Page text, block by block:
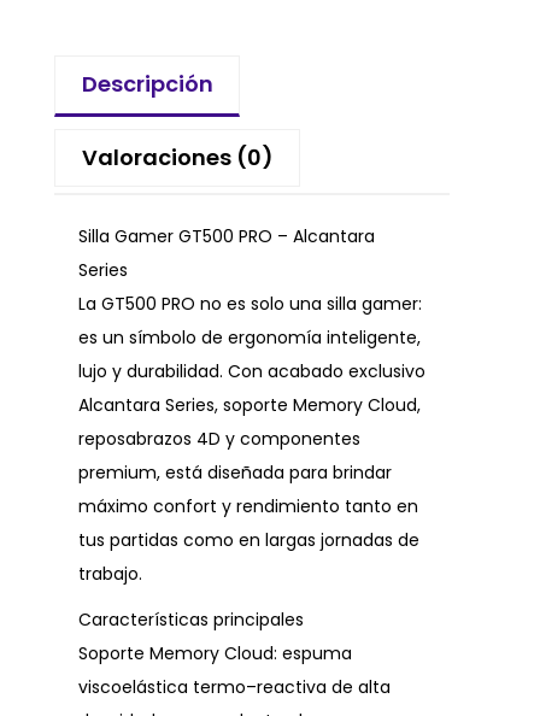
Descripción
Valoraciones (0)
Silla Gamer GT500 PRO – Alcantara
Series
La GT500 PRO no es solo una silla gamer:
es un símbolo de ergonomía inteligente,
lujo y durabilidad. Con acabado exclusivo
Alcantara Series, soporte Memory Cloud,
reposabrazos 4D y componentes
premium, está diseñada para brindar
máximo confort y rendimiento tanto en
tus partidas como en largas jornadas de
trabajo.
Características principales
Soporte Memory Cloud: espuma
viscoelástica termo–reactiva de alta